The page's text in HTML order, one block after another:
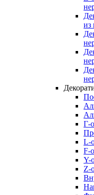
из
Г-
L-
F-
Y-
Z-